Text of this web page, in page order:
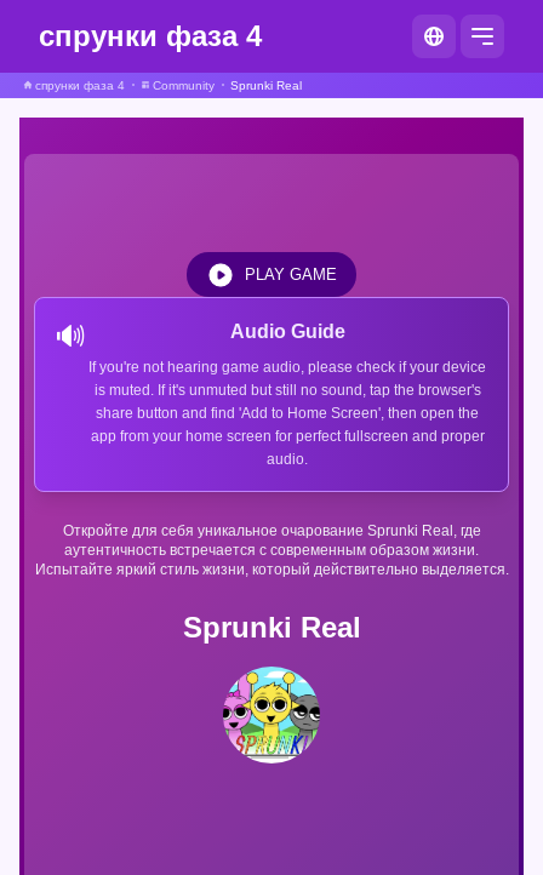
спрунки фаза 4
спрунки фаза 4 Community Sprunki Real
Sprunki Real
Откройте для себя уникальное очарование Sprunki Real, где
аутентичность встречается с современным образом жизни.
Испытайте яркий стиль жизни, который действительно выделяется.
🔊 Audio Guide
If you're not hearing game audio, please check if your device
is muted. If it's unmuted but still no sound, tap the browser's
share button and find 'Add to Home Screen', then open the
app from your home screen for perfect fullscreen and proper
audio.
PLAY GAME